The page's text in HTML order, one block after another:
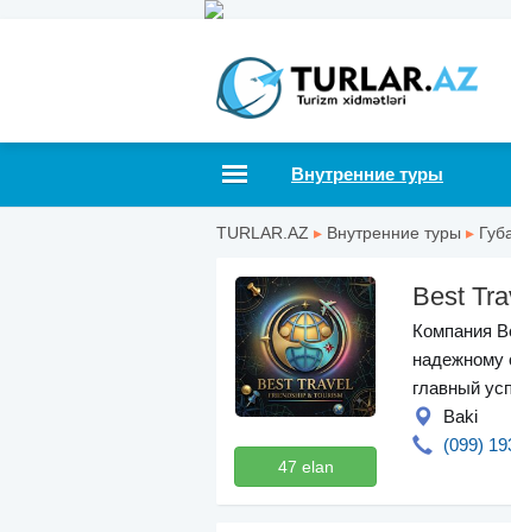
Внутренние туры
TURLAR.AZ ▸ Внутренние туры ▸
47 elan
Best
Компания
надежному
главный
Baki
(099)